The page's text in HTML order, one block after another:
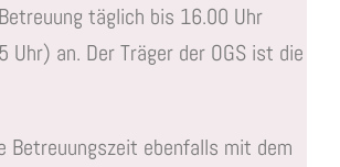
täglich bis 16.00 Uhr
an. Der Träger der OGS ist die
Betreuungszeit ebenfalls mit dem